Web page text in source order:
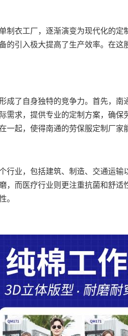
制衣工厂，逐渐演变为现代化的
的引入极大提高了生产效率。在
成了自身独特的竞争力。首先，
需求，提供专业的定制方案，确
起，使得南通的劳保服定制厂家
行业，包括建筑、制造、交通运
，而医疗行业则更注重抗菌和舒
。